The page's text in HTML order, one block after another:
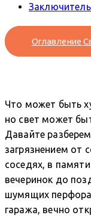
Оглавление
Что может быть
но свет может
Давайте
загрязнением от
соседях, в
вечеринок до
шумящих
гаража, вечно